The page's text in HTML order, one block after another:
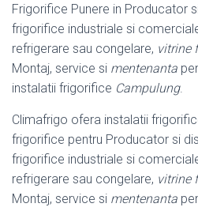
Frigorifice Punere in Producator
frigorifice industriale si
refrigerare sau congelare, vitrine
Montaj, service si mentenanta
instalatii frigorifice Campulung.
Climafrigo ofera instalatii
frigorifice pentru Producator si
frigorifice industriale si
refrigerare sau congelare, vitrine
Montaj, service si mentenanta